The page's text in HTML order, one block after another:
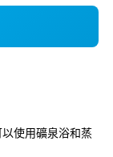
使用礦泉浴和蒸